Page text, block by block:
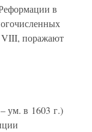
в
VIII, поражают
в 1603 г.)